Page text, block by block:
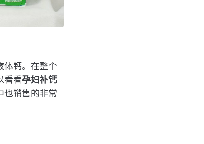
体钙。在整个
看看孕妇补钙
也销售的非常